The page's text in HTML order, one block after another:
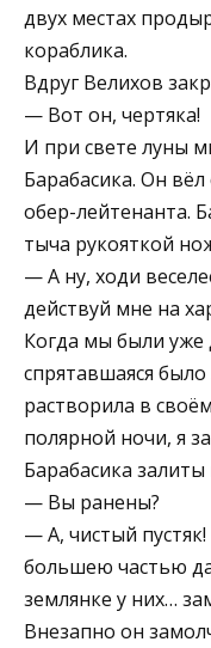
двух местах
кораблика.
Вдруг Велихов
— Вот он, чертяка!
И при свете луны
Барабасика. Он
обер-лейтенанта.
тыча рукояткой
— А ну, ходи
действуй мне на
Когда мы были уже
спрятавшаяся
растворила в
полярной ночи, я
Барабасика
— Вы ранены?
— А, чистый
большею частью
землянке у них…
Внезапно он